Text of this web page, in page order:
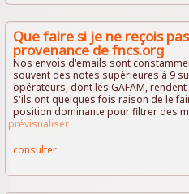
Que faire si je ne reçois
provenance de fncs.org
Nos envois d'emails sont
souvent des notes supérieures à 9
opérateurs, dont les GAFAM,
S'ils ont quelques fois raison de le
position dominante pour filtrer des
prévisualiser
consulter